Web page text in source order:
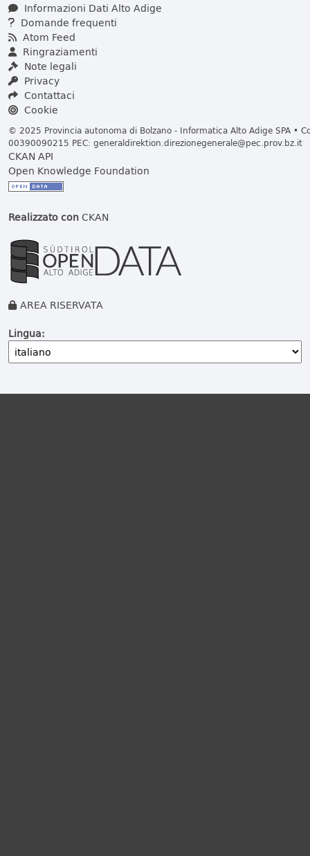
Informazioni Dati Alto Adige
Domande frequenti
Atom Feed
Ringraziamenti
Note legali
Privacy
Contattaci
Cookie
© 2025 Provincia autonoma di Bolzano - Informatica Alto Adige SPA •
00390090215 PEC: generaldirektion.direzionegenerale@pec.prov.bz.it
CKAN API
Open Knowledge Foundation
Realizzato conCKAN
AREA RISERVATA
Lingua